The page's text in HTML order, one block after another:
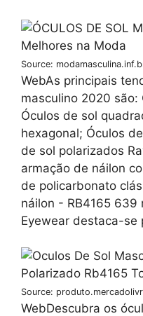
Source:
WebAs principais
masculino 2020
Óculos de sol
hexagonal; Óculos
de sol polarizados
armação de náilon
de policarbonato
náilon - RB4165 639
Eyewear destaca-se
Source:
WebDescubra os